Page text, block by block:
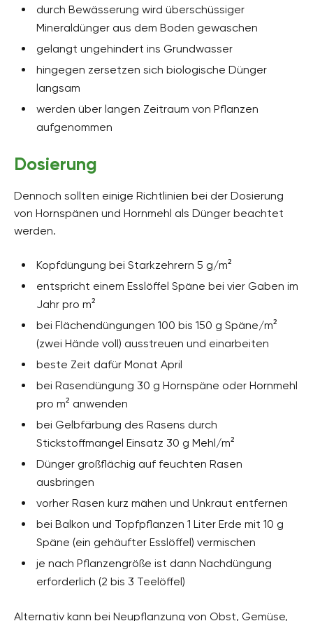
durch Bewässerung wird überschüssiger
Mineraldünger aus dem Boden gewaschen
gelangt ungehindert ins Grundwasser
hingegen zersetzen sich biologische Dünger
langsam
werden über langen Zeitraum von Pflanzen
aufgenommen
Dosierung
Dennoch sollten einige Richtlinien bei der Dosierung
von Hornspänen und Hornmehl als Dünger beachtet
werden.
Kopfdüngung bei Starkzehrern 5 g/m²
entspricht einem Esslöffel Späne bei vier Gaben im
Jahr pro m²
bei Flächendüngungen 100 bis 150 g Späne/m²
(zwei Hände voll) ausstreuen und einarbeiten
beste Zeit dafür Monat April
bei Rasendüngung 30 g Hornspäne oder Hornmehl
pro m² anwenden
bei Gelbfärbung des Rasens durch
Stickstoffmangel Einsatz 30 g Mehl/m²
Dünger großflächig auf feuchten Rasen
ausbringen
vorher Rasen kurz mähen und Unkraut entfernen
bei Balkon und Topfpflanzen 1 Liter Erde mit 10 g
Späne (ein gehäufter Esslöffel) vermischen
je nach Pflanzengröße ist dann Nachdüngung
erforderlich (2 bis 3 Teelöffel)
Alternativ kann bei Neupflanzung von Obst, Gemüse,